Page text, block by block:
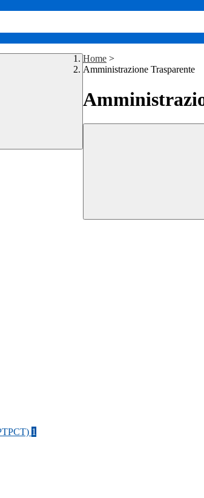
Home >
Amministrazione Trasparente
1